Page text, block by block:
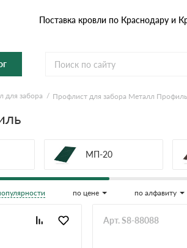
Поставка кровли по Краснодару и
Металлочерепица
Комплектующие
для забора Профлист для забора Металл Профиль
МП-20
по цене по алфавиту
Арт. S8-88088